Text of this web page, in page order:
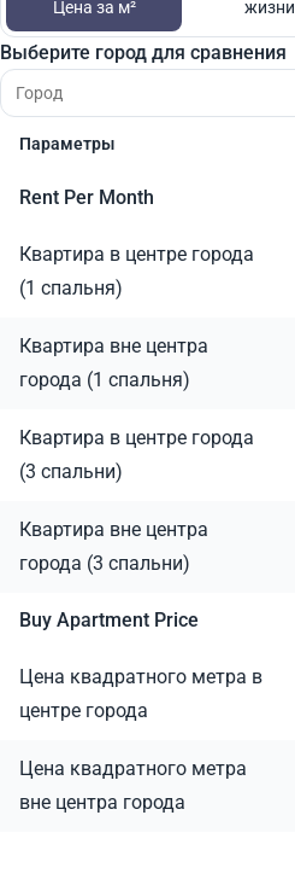
Цена за м²
жизни
Выберите город для сравнения
Параметры
Rent Per Month
Квартира в центре города
(1 спальня)
Квартира вне центра
города (1 спальня)
Квартира в центре города
(3 спальни)
Квартира вне центра
города (3 спальни)
Buy Apartment Price
Цена квадратного метра в
центре города
Цена квадратного метра
вне центра города